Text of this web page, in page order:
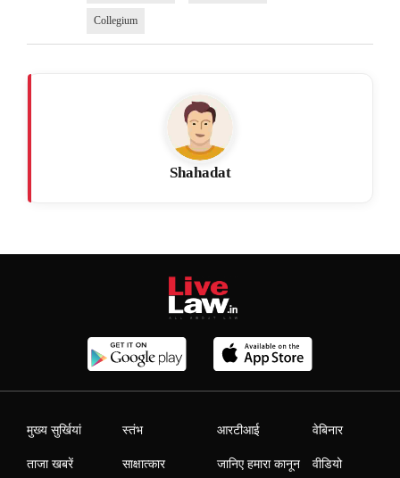
Collegium
Shahadat
मुख्य सुर्खियां
ताजा खबरें
स्तंभ
साक्षात्कार
आरटीआई
जानिए हमारा कानून
वेबिनार
वीडियो